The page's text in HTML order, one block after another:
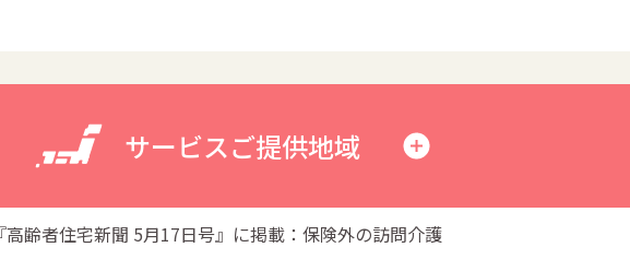
サービスご提供地域
『高齢者住宅新聞 5月17日号』に掲載：保険外の訪問介護